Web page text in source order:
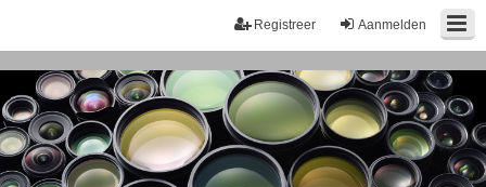
Aanmelden
Registreer